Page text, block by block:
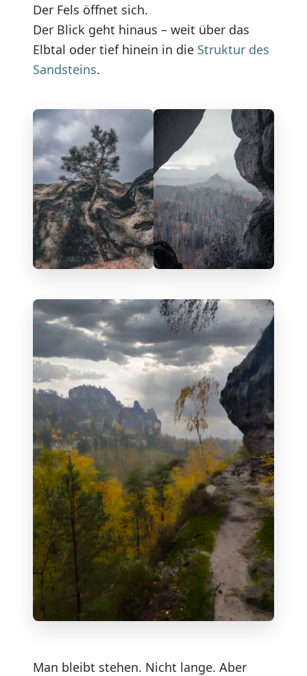
Der Fels öffnet sich.
Der Blick geht hinaus – weit über das
Elbtal oder tief hinein in die Struktur des
Sandsteins.
Man bleibt stehen. Nicht lange. Aber